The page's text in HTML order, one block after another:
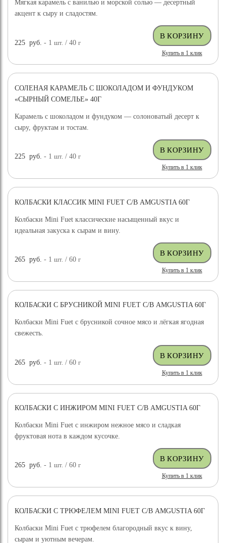
Мягкая карамель с ванилью и морской солью — десертный
акцент к сыру и сладостям.
225 руб. - 1шт. / 40г
Купить в 1 клик
СОЛЕНАЯ КАРАМЕЛЬ С ШОКОЛАДОМ И ФУНДУКОМ
«СЫРНЫЙ СОМЕЛЬЕ» 40Г
Карамель с шоколадом и фундуком — солоноватый десерт к
сыру, фруктам и тостам.
225 руб. - 1шт. / 40г
Купить в 1 клик
КОЛБАСКИ КЛАССИК MINI FUET С/В AMGUSTIA 60Г
Колбаски Mini Fuet классические насыщенный вкус и
идеальная закуска к сырам и вину.
265 руб. - 1шт. / 60г
Купить в 1 клик
КОЛБАСКИ С БРУСНИКОЙ MINI FUET С/В AMGUSTIA 60Г
Колбаски Mini Fuet с брусникой сочное мясо и лёгкая ягодная
свежесть.
265 руб. - 1шт. / 60г
Купить в 1 клик
КОЛБАСКИ С ИНЖИРОМ MINI FUET С/В AMGUSTIA 60Г
Колбаски Mini Fuet с инжиром нежное мясо и сладкая
фруктовая нота в каждом кусочке.
265 руб. - 1шт. / 60г
Купить в 1 клик
КОЛБАСКИ С ТРЮФЕЛЕМ MINI FUET С/В AMGUSTIA 60Г
Колбаски Mini Fuet с трюфелем благородный вкус к вину,
сырам и уютным вечерам.